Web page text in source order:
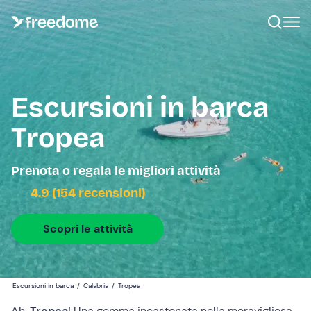
Escursioni in barca
Tropea
Prenota o regala le migliori attività
4.9 (154 recensioni)
Scopri le attività
Escursioni in barca / Calabria / Tropea